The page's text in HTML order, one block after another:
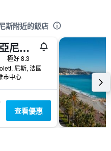
斯附近的飯店
阿波吉亞尼斯酒店 - 尼斯
極好 8.3
尼斯, 法國
市中心
查看優惠